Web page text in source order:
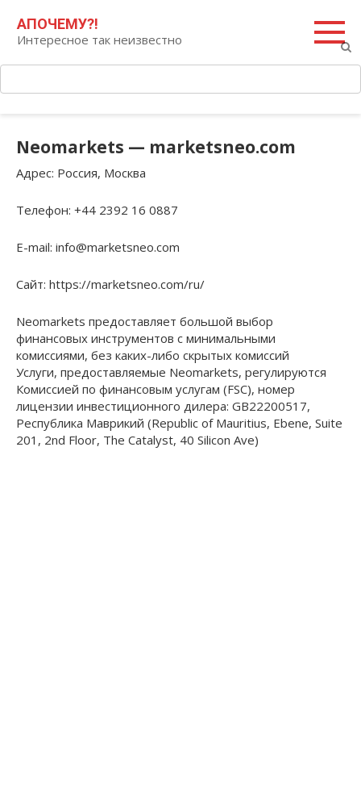
контенту
АПОЧЕМУ?!
Интересное так неизвестно
Neomarkets — marketsneo.com
Адрес: Россия, Москва
Телефон: +44 2392 16 0887
E-mail: info@marketsneo.com
Сайт: https://marketsneo.com/ru/
Neomarkets предоставляет большой выбор
финансовых инструментов с минимальными
комиссиями, без каких-либо скрытых комиссий
Услуги, предоставляемые Neomarkets, регулируются
Комиссией по финансовым услугам (FSC), номер
лицензии инвестиционного дилера: GB22200517,
Республика Маврикий (Republic of Mauritius, Ebene, Suite
201, 2nd Floor, The Catalyst, 40 Silicon Ave)